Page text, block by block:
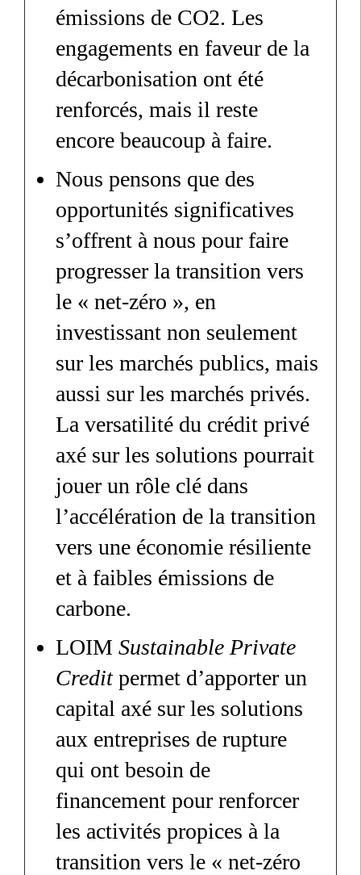
émissions de CO2. Les
engagements en faveur de la
décarbonisation ont été
renforcés, mais il reste
encore beaucoup à faire.
Nous pensons que des
opportunités significatives
s’offrent à nous pour faire
progresser la transition vers
le « net-zéro », en
investissant non seulement
sur les marchés publics, mais
aussi sur les marchés privés.
La versatilité du crédit privé
axé sur les solutions pourrait
jouer un rôle clé dans
l’accélération de la transition
vers une économie résiliente
et à faibles émissions de
carbone.
LOIM Sustainable Private
Creditpermet d’apporter un
capital axé sur les solutions
aux entreprises de rupture
qui ont besoin de
financement pour renforcer
les activités propices à la
transition vers le « net-zéro